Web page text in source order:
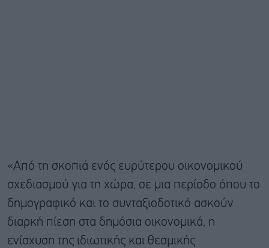
«Από τη σκοπιά ενός ευρύτερου οικονομικού
σχεδιασμού για τη χώρα, σε μια περίοδο όπου το
δημογραφικό και το συνταξιοδοτικό ασκούν
διαρκή πίεση στα δημόσια οικονομικά, η
ενίσχυση της ιδιωτικής και θεσμικής